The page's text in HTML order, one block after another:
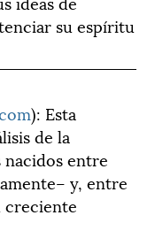
su espíritu
): Esta
de la
nacidos entre
y, entre
creciente